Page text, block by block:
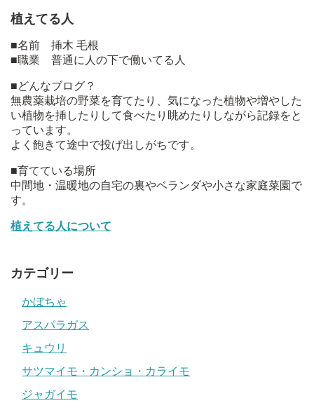
植えてる人
■名前 挿木 毛根
■職業 普通に人の下で働いてる人
■どんなブログ？
無農薬栽培の野菜を育てたり、気になった植物や増やした
い植物を挿したりして食べたり眺めたりしながら記録をと
っています。
よく飽きて途中で投げ出しがちです。
■育てている場所
中間地・温暖地の自宅の裏やベランダや小さな家庭菜園で
す。
植えてる人について
カテゴリー
かぼちゃ
アスパラガス
キュウリ
サツマイモ・カンショ・カライモ
ジャガイモ